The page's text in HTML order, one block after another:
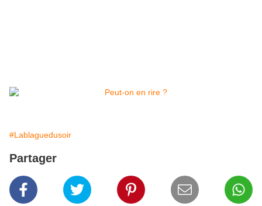
#Lablaguedusoir
Partager